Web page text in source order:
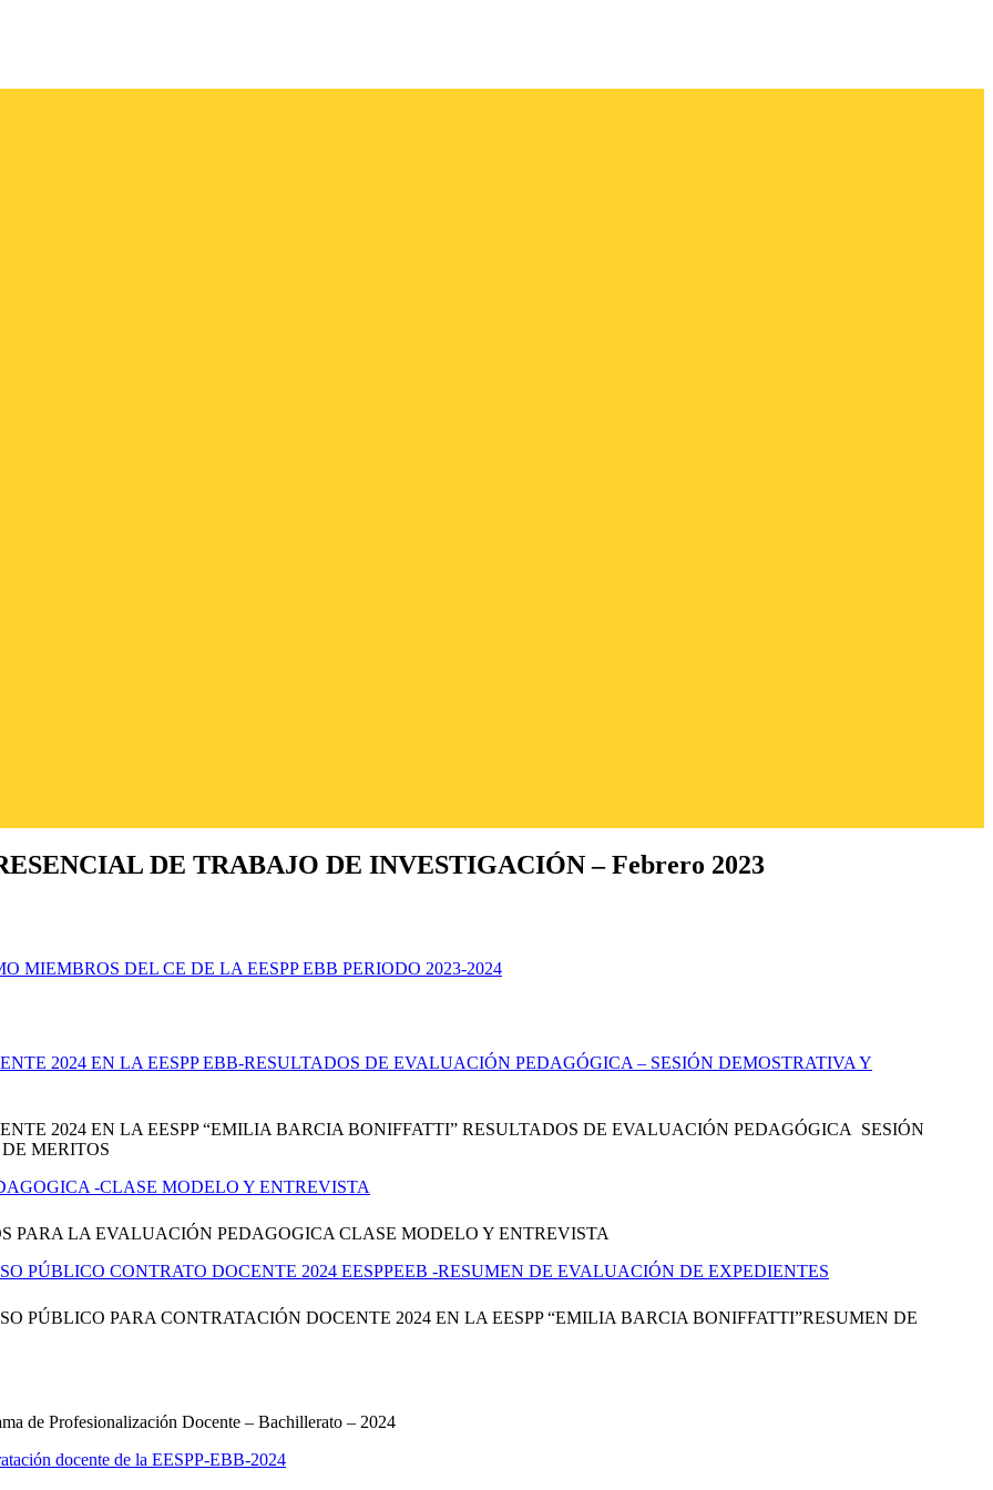
DE TRABAJO DE INVESTIGACIÓN – Febrero 2023
MIEMBROS DEL CE DE LA EESPP EBB PERIODO 2023-2024
2024 EN LA EESPP EBB-RESULTADOS DE EVALUACIÓN PEDAGÓGICA – SESIÓN DEMOSTRATIVA Y
2024 EN LA EESPP “EMILIA BARCIA BONIFFATTI” RESULTADOS DE EVALUACIÓN PEDAGÓGICA SESIÓN
MERITOS
-CLASE MODELO Y ENTREVISTA
PARA LA EVALUACIÓN PEDAGOGICA CLASE MODELO Y ENTREVISTA
PÚBLICO CONTRATO DOCENTE 2024 EESPPEEB -RESUMEN DE EVALUACIÓN DE EXPEDIENTES
PÚBLICO PARA CONTRATACIÓN DOCENTE 2024 EN LA EESPP “EMILIA BARCIA BONIFFATTI”RESUMEN DE
de Profesionalización Docente – Bachillerato – 2024
docente de la EESPP-EBB-2024